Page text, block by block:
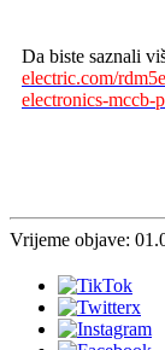
Da biste saznali
electric.com/
electronics-mccb-
Vrijeme objave: